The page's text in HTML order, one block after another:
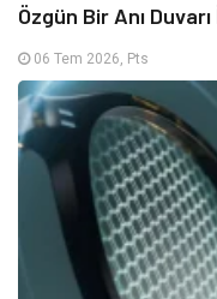
Özgün Bir Anı
06 Tem 2026, Pts